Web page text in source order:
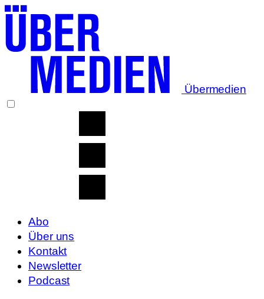
Übermedien
Abo
Über uns
Kontakt
Newsletter
Podcast